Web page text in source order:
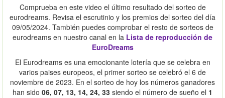
Comprueba en este video el último resultado del sorteo de
eurodreams. Revisa el escrutinio y los premios del sorteo del día
09/05/2024. También puedes comprobar el resto de sorteos de
eurodreams en nuestro canal en la Lista de reproducción de
EuroDreams
El Eurodreams es una emocionante lotería que se celebra en
varios paises europeos, el primer sorteo se celebró el 6 de
noviembre de 2023. En el sorteo de hoy los números ganadores
han sido 06, 07, 13, 14, 24, 33 siendo el número de sueño el 1